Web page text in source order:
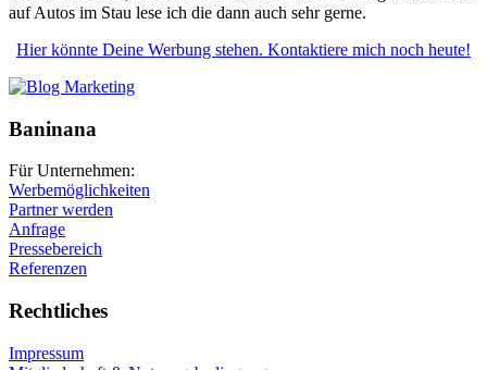
auf Autos im Stau lese ich die dann auch sehr gerne.
Hier könnte Deine Werbung stehen. Kontaktiere mich noch heute!
Baninana
Für Unternehmen:
Werbemöglichkeiten
Partner werden
Anfrage
Pressebereich
Referenzen
Rechtliches
Impressum